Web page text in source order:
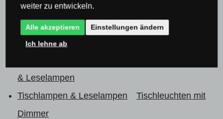
Tischlampen & Leselampen
Tischlampen & Leselampen
Tischlampen im
Design-Stil
& Leselampen
Tischlampen & Leselampen
Tischleuchten mit
Dimmer
weiter zu entwickeln.
Alle akzeptieren Einstellungen ändern
Ich lehne ab